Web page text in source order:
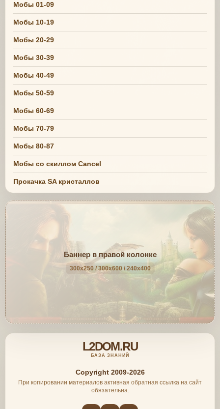
Мобы 01-09
Мобы 10-19
Мобы 20-29
Мобы 30-39
Мобы 40-49
Мобы 50-59
Мобы 60-69
Мобы 70-79
Мобы 80-87
Мобы со скиллом Cancel
Прокачка SA кристаллов
Баннер в правой колонке
300x250 / 300x600 / 240x400
L2DOM.RU
БАЗА ЗНАНИЙ
Copyright 2009-2026
При копировании материалов активная обратная ссылка на сайт
обязательна.